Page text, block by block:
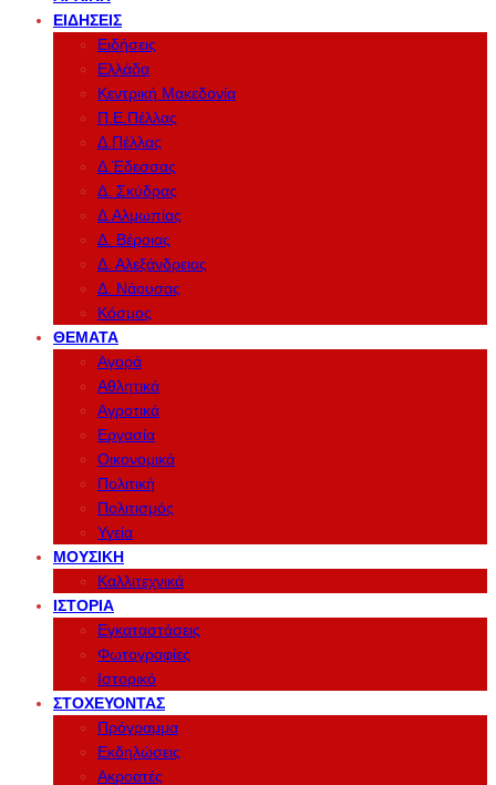
ΕΙΔΉΣΕΙΣ
Ειδήσεις
Ελλάδα
Κεντρική Μακεδονία
Π.Ε.Πέλλας
Δ.Πέλλας
Δ.Έδεσσας
Δ. Σκύδρας
Δ.Αλμωπίας
Δ. Βέροιας
Δ. Αλεξάνδρειας
Δ. Νάουσας
Κόσμος
ΘΈΜΑΤΑ
Αγορά
Αθλητικά
Αγροτικά
Εργασία
Οικονομικά
Πολιτική
Πολιτισμός
Υγεία
ΜΟΥΣΙΚΉ
Καλλιτεχνικά
ΙΣΤΟΡΊΑ
Εγκαταστάσεις
Φωτογραφίες
Ιστορικό
ΣΤΟΧΕΎΟΝΤΑΣ
Πρόγραμμα
Εκδηλώσεις
Ακροατές